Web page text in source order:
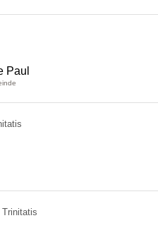
Paul